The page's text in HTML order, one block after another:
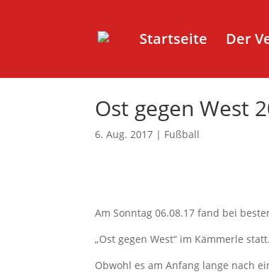
Startseite Der
Ost gegen West
6. Aug. 2017 | Fußball
Am Sonntag 06.08.17 fand bei
„Ost gegen West“ im Kämmerle statt.
Obwohl es am Anfang lange nach